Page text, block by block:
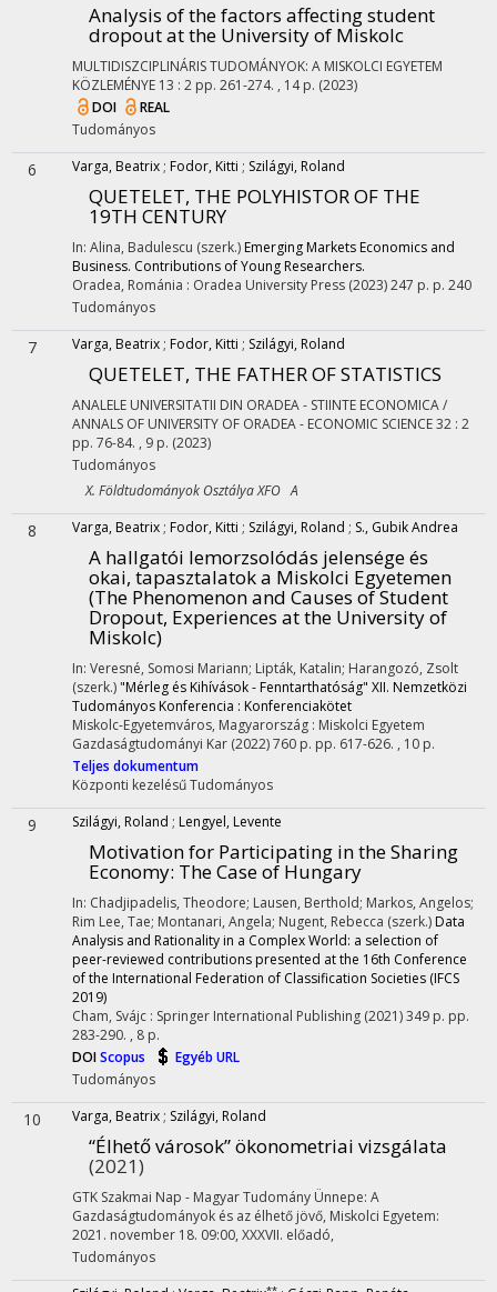
Analysis of the factors affecting student
dropout at the University of Miskolc
MULTIDISZCIPLINÁRIS TUDOMÁNYOK: A MISKOLCI EGYETEM
KÖZLEMÉNYE 13 : 2 pp. 261-274. , 14 p. (2023)
DOI
REAL
Tudományos
6 Varga, Beatrix ; Fodor, Kitti ; Szilágyi, Roland
QUETELET, THE POLYHISTOR OF THE
19TH CENTURY
In: Alina, Badulescu (szerk.) Emerging Markets Economics and
Business. Contributions of Young Researchers.
Oradea, Románia : Oradea University Press (2023)247 p. p. 240
Tudományos
7 Varga, Beatrix ; Fodor, Kitti ; Szilágyi, Roland
QUETELET, THE FATHER OF STATISTICS
ANALELE UNIVERSITATII DIN ORADEA - STIINTE ECONOMICA /
ANNALS OF UNIVERSITY OF ORADEA - ECONOMIC SCIENCE32 : 2
pp. 76-84. , 9 p. (2023)
Tudományos
X. Földtudományok Osztálya XFO A
8 Varga, Beatrix ; Fodor, Kitti ; Szilágyi, Roland ; S., Gubik Andrea
A hallgatói lemorzsolódás jelensége és
okai, tapasztalatok a Miskolci Egyetemen
(The Phenomenon and Causes of Student
Dropout, Experiences at the University of
Miskolc)
In: Veresné, Somosi Mariann; Lipták, Katalin; Harangozó, Zsolt
(szerk.) "Mérleg és Kihívások - Fenntarthatóság" XII. Nemzetközi
Tudományos Konferencia : Konferenciakötet
Miskolc-Egyetemváros, Magyarország : Miskolci Egyetem
Gazdaságtudományi Kar (2022)760 p. pp. 617-626. , 10 p.
Teljes dokumentum
Központi kezelésűTudományos
9 Szilágyi, Roland ; Lengyel, Levente
Motivation for Participating in the Sharing
Economy: The Case of Hungary
In: Chadjipadelis, Theodore; Lausen, Berthold; Markos, Angelos;
Rim Lee, Tae; Montanari, Angela; Nugent, Rebecca (szerk.) Data
Analysis and Rationality in a Complex World: a selection of
peer-reviewed contributions presented at the 16th Conference
of the International Federation of Classification Societies (IFCS
2019)
Cham, Svájc : Springer International Publishing (2021)349 p. pp.
283-290. , 8 p.
DOIScopus
Egyéb URL
Tudományos
10 Varga, Beatrix ; Szilágyi, Roland
“Élhető városok” ökonometriai vizsgálata
(2021)
GTK Szakmai Nap - Magyar Tudomány Ünnepe: A
Gazdaságtudományok és az élhető jövő, Miskolci Egyetem:
2021. november 18. 09:00, XXXVII. előadó,
Tudományos